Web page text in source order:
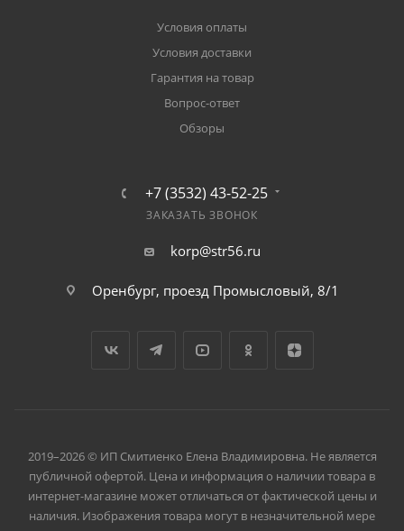
Условия оплаты
Условия доставки
Гарантия на товар
Вопрос-ответ
Обзоры
+7 (3532) 43-52-25
ЗАКАЗАТЬ ЗВОНОК
korp@str56.ru
Оренбург, проезд Промысловый, 8/1
2019–2026 © ИП Смитиенко Елена Владимировна. Не является
публичной офертой. Цена и информация о наличии товара в
интернет-магазине может отличаться от фактической цены и
наличия. Изображения товара могут в незначительной мере